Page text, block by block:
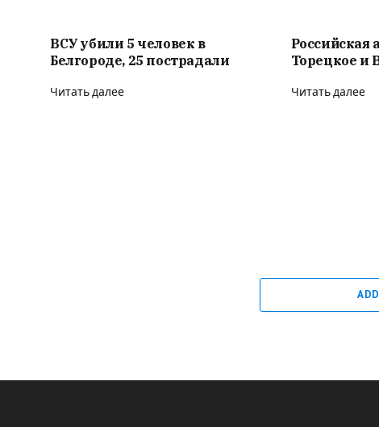
ВСУ убили 5 человек в
Белгороде, 25 пострадали
Читать далее
Российская
Торецкое и
Читать далее